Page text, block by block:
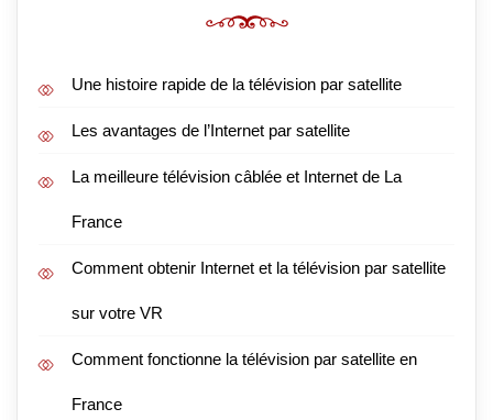
Une histoire rapide de la télévision par satellite
Les avantages de l’Internet par satellite
La meilleure télévision câblée et Internet de La
France
Comment obtenir Internet et la télévision par satellite
sur votre VR
Comment fonctionne la télévision par satellite en
France